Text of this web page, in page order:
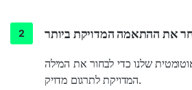
את ההתאמה המדויקת ביותר
שלנו כדי לבחור את המילה
המדויקת לתרגום מדויק.